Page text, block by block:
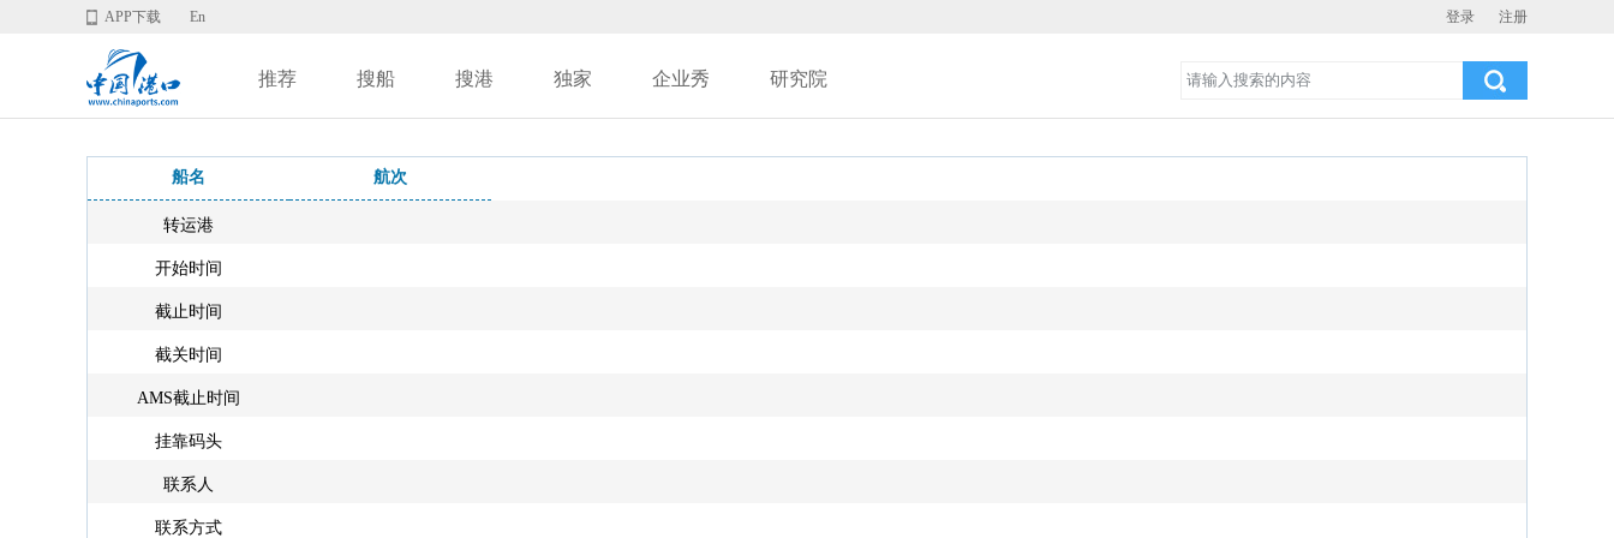
登录 注册
APP下载 En
推荐 搜船 搜港 独家 企业秀 研究院
船名 航次
转运港
开始时间
截止时间
截关时间
AMS截止时间
挂靠码头
联系人
联系方式